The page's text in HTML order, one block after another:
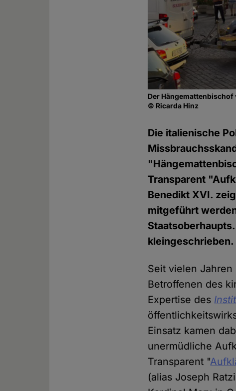
Der
© Ricarda Hinz
Die italienische
Transparent
Benedikt XVI.
mitgeführt
kleingeschrieben.
Seit vielen
Betroffenen des
Expertise des
Einsatz kamen
unermüdliche
Transparent "
(alias Joseph